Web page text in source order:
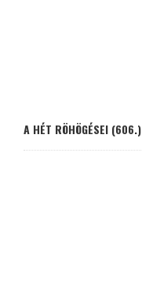
A HÉT RÖHÖGÉSEI (606.)